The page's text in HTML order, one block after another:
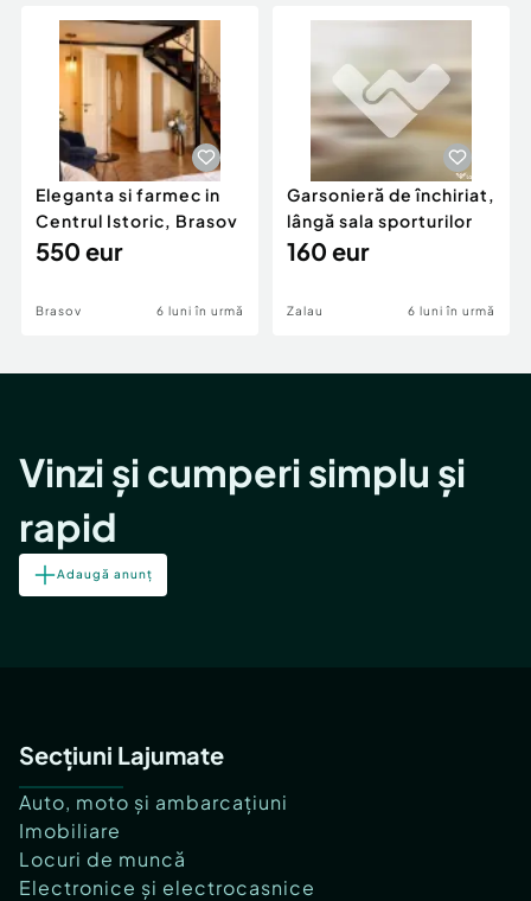
Servicii
Animale de companie
Afaceri și echipamente profesionale
Inchiriere Bunuri si Vehicule
Utilaje agricole si industriale
Piese auto si accesorii
Dacia Duster
Eleganta si farmec in
Centrul Istoric, Brasov
550 eur
Brasov 6 luni în urmă
Garsonieră de închiriat,
lângă sala sporturilor
160 eur
Zalau 6 luni în urmă
Vinzi și cumperi simplu și
rapid
Adaugă anunț
Secțiuni Lajumate
Auto, moto și ambarcațiuni
Imobiliare
Locuri de muncă
Electronice și electrocasnice